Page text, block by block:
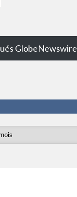
GlobeNewswire